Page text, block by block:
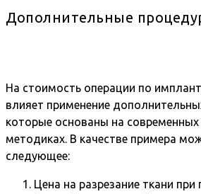
Дополнительные
На стоимость операции по
влияет применение
которые основаны на современных
методиках. В качестве примера
следующее:
Цена на разрезание ткани